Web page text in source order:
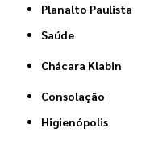
Planalto Paulista
Saúde
Chácara Klabin
Consolação
Higienópolis